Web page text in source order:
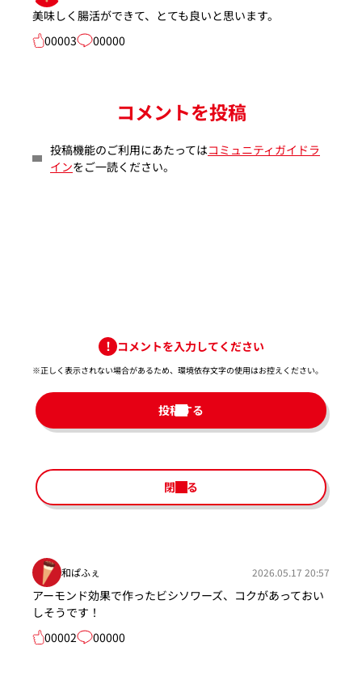
美味しく腸活ができて、とても良いと思います。
00003
00000
コメントを投稿
投稿機能のご利用にあたってはコミュニティガイドラ
インをご一読ください。
コメントを入力してください
※正しく表示されない場合があるため、環境依存文字の使用はお控えください。​
投稿する
閉じる
和ぱふぇ 2026.05.17 20:57
アーモンド効果で作ったビシソワーズ、コクがあっておい
しそうです！
00002
00000